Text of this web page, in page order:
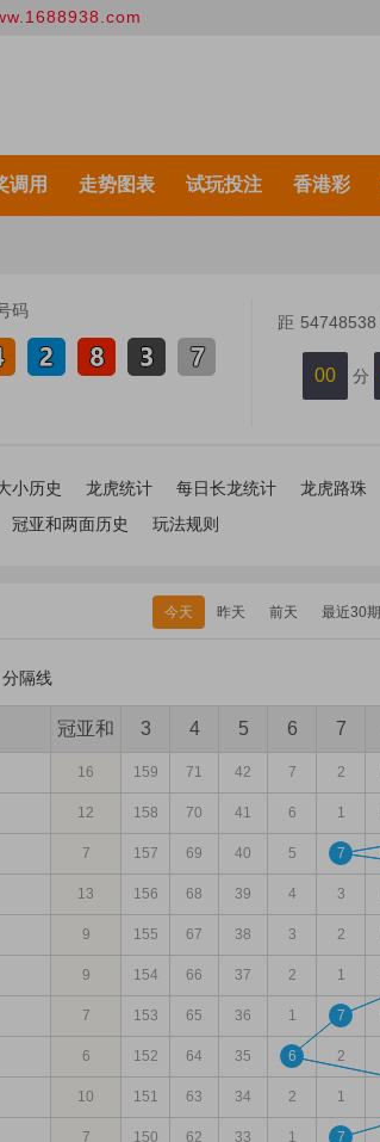
调用 走势图表 试玩投注 香港彩
码
距 54748538
00 分
小历史 龙虎统计 每日长龙统计 龙虎路珠
冠亚和两面历史 玩法规则
今天 昨天 前天 最近30期
分隔线
冠亚和 3 4 5 6 7
16 159 71 42 7 2
12 158 70 41 6 1
7 157 69 40 5 7
13 156 68 39 4 3
9 155 67 38 3 2
9 154 66 37 2 1
7 153 65 36 1 7
6 152 64 35 6 2
10 151 63 34 2 1
7 150 62 33 1 7